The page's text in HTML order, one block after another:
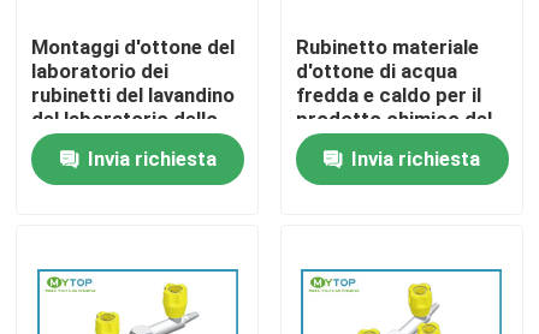
Casa
Contatti
Montaggi d'ottone del
laboratorio dei
rubinetti del lavandino
del laboratorio dello
sbocco triplo per il
rifornimento idrico del
laboratorio
Invia richiesta
Rubinetto materiale
d'ottone di acqua
fredda e caldo per il
prodotto chimico del
rifornimento idrico del
laboratorio resistente
Invia richiesta